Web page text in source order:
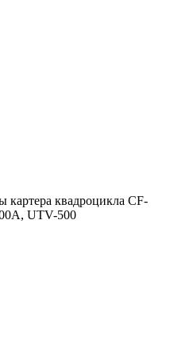
квадроцикла CF-
UTV-500